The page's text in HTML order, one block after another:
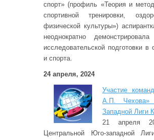
спорт» (профиль «Теория и
спортивной тренировки,
физической культуры»)
неоднократно
исследовательской подготовки
и спорта.
24 апреля, 2024
Участие
А.П.
Западной Лиги
21 апреля
Центральной Юго-западной